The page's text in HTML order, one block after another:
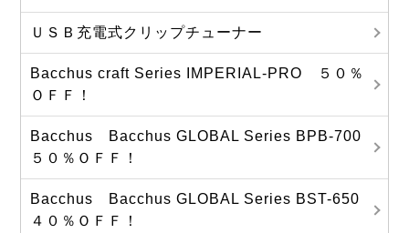
ＵＳＢ充電式クリップチューナー
Bacchus craft Series IMPERIAL-PRO ５０％
ＯＦＦ！
Bacchus Bacchus GLOBAL Series BPB-700
５０％ＯＦＦ！
Bacchus Bacchus GLOBAL Series BST-650
４０％ＯＦＦ！